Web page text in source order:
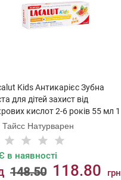
Kids Антикарієс Зубна
для дітей захист від
кислот 2-6 років 55 мл 1
Тайсс Натурварен
в наявності
148.50 118.80 грн